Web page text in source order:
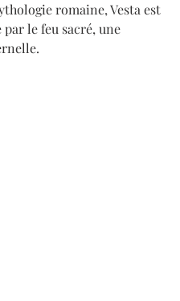
romaine, Vesta est
par le feu sacré, une